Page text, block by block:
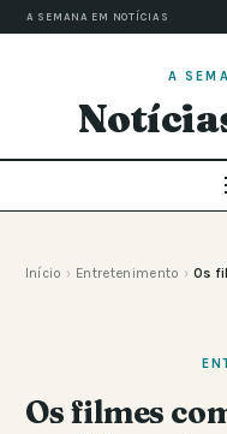
A SEMANA EM NOTÍCIAS
A
Início › Entretenimento › Os
Os filmes